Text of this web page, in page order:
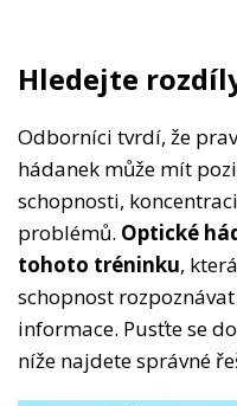
Hledejte
Odborníci tvrdí, že
hádanek může mít
schopnosti,
problémů. Optické
tohoto tréninku,
schopnost
informace. Pusťte se
níže najdete správné